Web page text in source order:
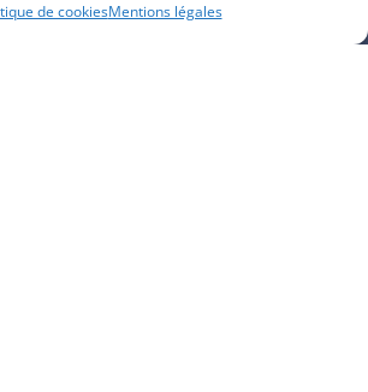
de cookiesMentions légales